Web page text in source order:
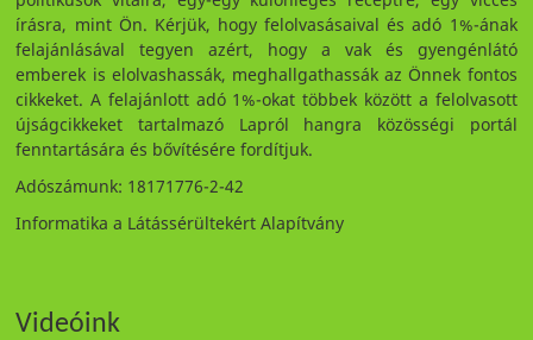
írásra, mint Ön. Kérjük, hogy felolvasásaival és adó 1%-ának
felajánlásával tegyen azért, hogy a vak és gyengénlátó
emberek is elolvashassák, meghallgathassák az Önnek fontos
cikkeket. A felajánlott adó 1%-okat többek között a felolvasott
újságcikkeket tartalmazó Lapról hangra közösségi portál
fenntartására és bővítésére fordítjuk.
Adószámunk: 18171776-2-42
Informatika a Látássérültekért Alapítvány
Videóink